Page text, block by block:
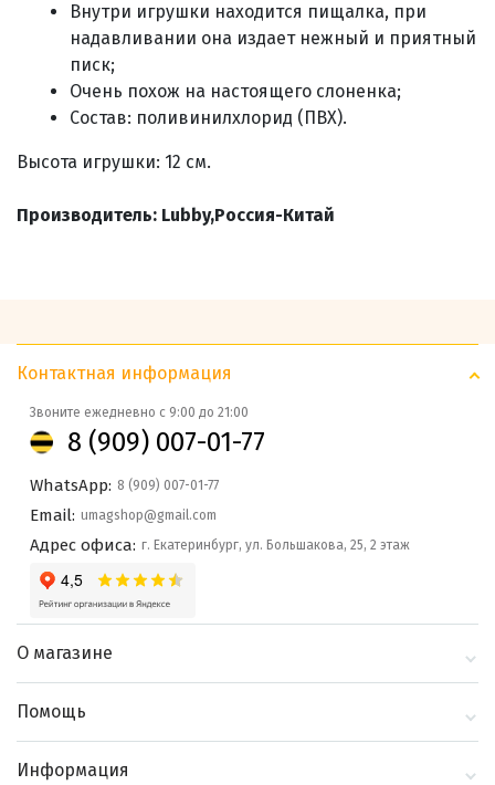
Внутри игрушки находится пищалка, при
надавливании она издает нежный и приятный
писк;
Очень похож на настоящего слоненка;
Состав: поливинилхлорид (ПВХ).
Высота игрушки: 12 см.
Производитель: Lubby,Россия-Китай
Контактная информация
Звоните ежедневно с 9:00 до 21:00
8 (909) 007-01-77
WhatsApp: 8 (909) 007-01-77
Email: umagshop@gmail.com
Адрес офиса: г. Екатеринбург, ул. Большакова, 25, 2 этаж
О магазине
Блог
Помощь
Информация